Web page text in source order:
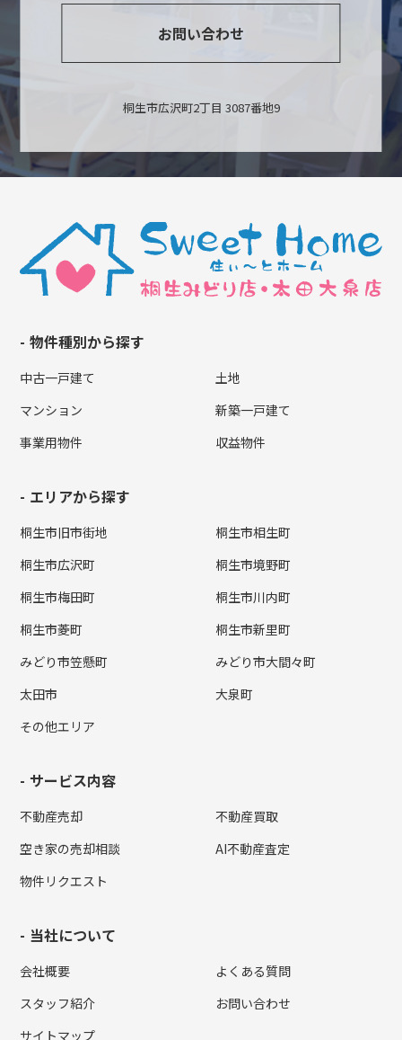
お問い合わせ
桐生市広沢町2丁目 3087番地9
物件種別から探す
中古一戸建て
土地
マンション
新築一戸建て
事業用物件
収益物件
エリアから探す
桐生市旧市街地
桐生市相生町
桐生市広沢町
桐生市境野町
桐生市梅田町
桐生市川内町
桐生市菱町
桐生市新里町
みどり市笠懸町
みどり市大間々町
太田市
大泉町
その他エリア
サービス内容
不動産売却
不動産買取
空き家の売却相談
AI不動産査定
物件リクエスト
当社について
会社概要
よくある質問
スタッフ紹介
お問い合わせ
サイトマップ